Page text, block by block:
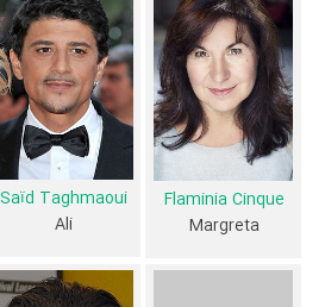
بازی‌های درخشانی را نمایش دهند؟
از دیگر بازیگران فیلم Room to Rent می‌توان به
Ali's Mother،Nahar Ramadan در نقش Ali's Sister و
Hagarدر نقش Ali's Brother اشاره کرد.
داستان فیلم Room to Rent
to Rent توسط
Khaled El HagarوStuart
Flaminia Cinque
Margreta
Saïd Taghmaoui
Ali